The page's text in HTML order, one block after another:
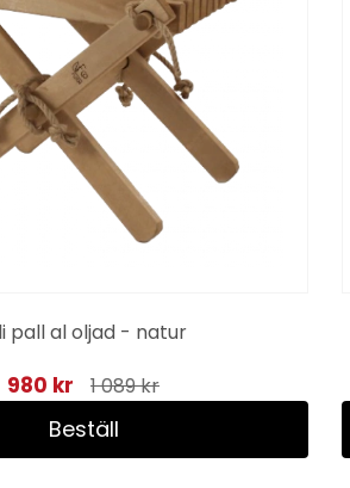
pall al oljad - natur
980 kr 1 089 kr
Beställ